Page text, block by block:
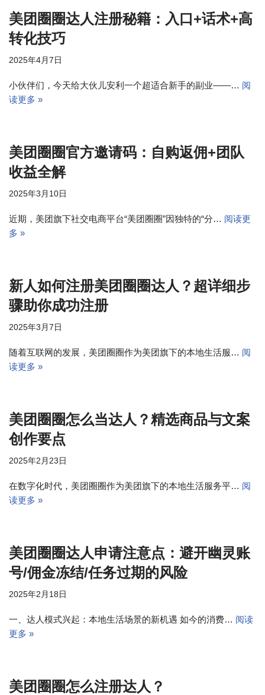
美团圈圈达人注册秘籍：入口+话术+高
转化技巧
2025年4月7日
小伙伴们，今天给大伙儿安利一个超适合新手的副业——… 阅
读更多 »
美团圈圈官方邀请码：自购返佣+团队
收益全解
2025年3月10日
近期，美团旗下社交电商平台“美团圈圈”因独特的“分… 阅读更
多 »
新人如何注册美团圈圈达人？超详细步
骤助你成功注册
2025年3月7日
随着互联网的发展，美团圈圈作为美团旗下的本地生活服… 阅
读更多 »
美团圈圈怎么当达人？精选商品与文案
创作要点
2025年2月23日
在数字化时代，美团圈圈作为美团旗下的本地生活服务平… 阅
读更多 »
美团圈圈达人申请注意点：避开幽灵账
号/佣金冻结/任务过期的风险
2025年2月18日
一、达人模式兴起：本地生活场景的新机遇 如今的消费… 阅读
更多 »
美团圈圈怎么注册达人？